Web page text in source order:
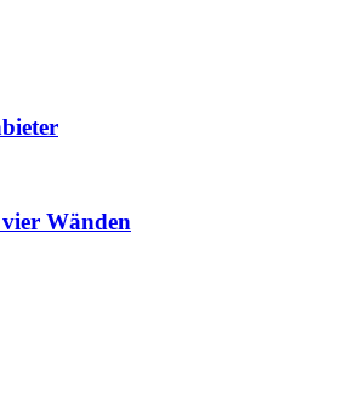
Wänden